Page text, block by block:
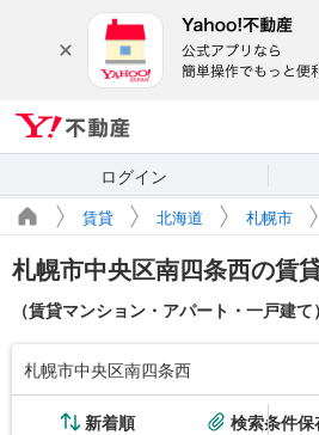
ログイン
賃貸 北海道 札幌市
札幌市中央区南四条西の賃
（賃貸マンション・アパート・一戸建て）
札幌市中央区南四条西
新着順 検索条件保